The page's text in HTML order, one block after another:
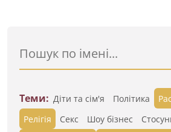
Теми: Діти та сім'я Політика
Релігія
Секс Шоу бізнес